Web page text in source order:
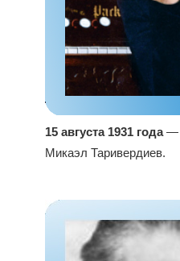
15 августа 1931 года—
Микаэл Таривердиев.